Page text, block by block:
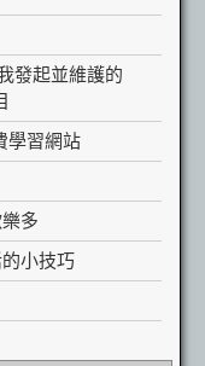
發起並維護的
學習網站
多
小技巧